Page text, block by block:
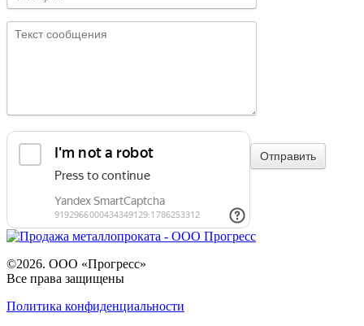
©2026. ООО «Прогресс»
Все права защищены
Политика конфиденциальности